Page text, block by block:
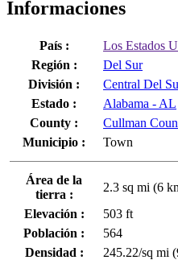
Informaciones
País :
Los Estados
Región :
Del Sur
División :
Central Del
Estado :
Alabama - AL
County :
Cullman
Municipio :
Town
Área de la
tierra :
2.3 sq mi (6
Elevación :
503 ft
Población :
564
Densidad :
245.22/sq mi